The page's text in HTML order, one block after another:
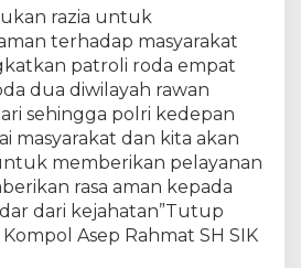
razia untuk
terhadap masyarakat
patroli roda empat
dua diwilayah rawan
sehingga polri kedepan
masyarakat dan kita akan
memberikan pelayanan
rasa aman kepada
dari kejahatan”Tutup
Asep Rahmat SH SIK